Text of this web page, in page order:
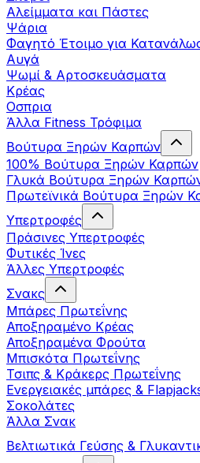
Αλείμματα και Πάστες
Ψάρια
Φαγητό Έτοιμο για
Αυγά
Ψωμί & Αρτοσκευάσματα
Κρέας
Οσπρια
Άλλα Fitness Τρόφιμα
Βούτυρα Ξηρών Καρπών
100% Βούτυρα Ξηρών Καρπών
Γλυκά Βούτυρα Ξηρών
Πρωτεϊνικά Βούτυρα Ξηρών
Υπερτροφές
Πράσινες Υπερτροφές
Φυτικές Ίνες
Άλλες Υπερτροφές
Σνακς
Μπάρες Πρωτεΐνης
Αποξηραμένο Κρέας
Αποξηραμένα Φρούτα
Μπισκότα Πρωτεΐνης
Τσιπς & Kράκερς Πρωτεΐνης
Ενεργειακές μπάρες &
Σοκολάτες
Άλλα Σνακ
Βελτιωτικά Γεύσης &